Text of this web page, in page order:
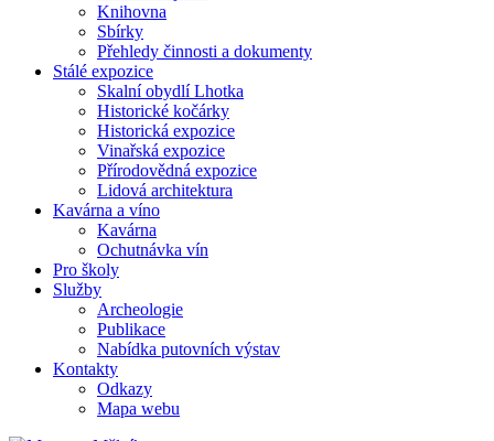
Knihovna
Sbírky
Přehledy činnosti a dokumenty
Stálé expozice
Skalní obydlí Lhotka
Historické kočárky
Historická expozice
Vinařská expozice
Přírodovědná expozice
Lidová architektura
Kavárna a víno
Kavárna
Ochutnávka vín
Pro školy
Služby
Archeologie
Publikace
Nabídka putovních výstav
Kontakty
Odkazy
Mapa webu